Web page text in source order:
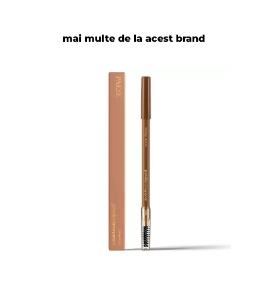
Adaugă review
ÎNCARCA IMAGINI
mai multe de la acest brand